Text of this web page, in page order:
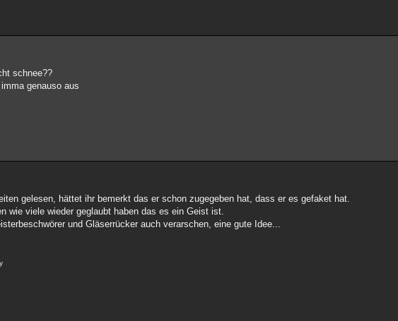
schnee??
genauso aus
gelesen, hättet ihr bemerkt das er schon zugegeben hat, dass er es gefaket hat.
wie viele wieder geglaubt haben das es ein Geist ist.
und Gläserrücker auch verarschen, eine gute Idee...